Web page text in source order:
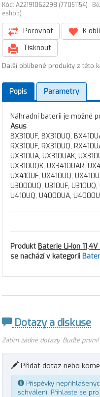
Kód: A22191062298 (77051154)
eshop)
Porovnat K
Tisknout
Další oblíbené produkty z této
Popis Parametry
Náhradní baterii je možné
Asus
BX310UF, BX310UQ,
RX310UF, RX310UQ,
UX310UA, UX310UAK,
UX310UQK, UX3410UAR,
UX410UF, UX410UQ,
U3000UQ, U310UF,
U410UQ, U4000UA,
Produkt Baterie Li-Ion
se nachází v kategorii
Dotazy a diskuse
Zatím žádné dotazy. Buďte první!
Přidat dotaz nebo
Příspěvky
schválení. Přihlaste se